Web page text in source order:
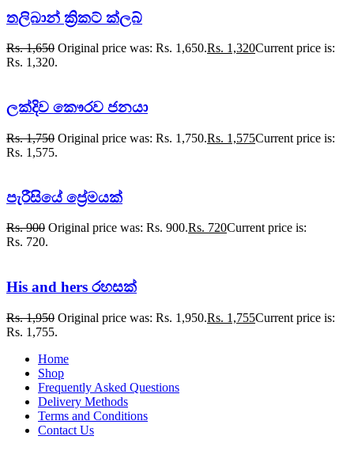
තලිබාන් ක්‍රිකට් ක්ලබ්
Rs.1,650 Original price was: Rs. 1,650.Rs. 1,320Current price is:
Rs. 1,320.
ලක්දිව කෞරව ජනයා
Rs.1,750 Original price was: Rs. 1,750.Rs. 1,575Current price is:
Rs. 1,575.
පැරීසියේ ප්‍රේමයක්
Rs.900 Original price was: Rs. 900.Rs. 720Current price is:
Rs. 720.
His and hers රහසක්
Rs.1,950 Original price was: Rs. 1,950.Rs. 1,755Current price is:
Rs. 1,755.
Home
Shop
Frequently Asked Questions
Delivery Methods
Terms and Conditions
Contact Us